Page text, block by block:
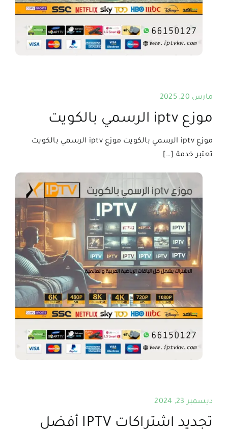
مارس 20, 2025
موزع iptv الرسمي بالكويت
موزع iptv الرسمي بالكويت موزع iptv الرسمي بالكويت
تعتبر خدمة […]
ديسمبر 23, 2024
تجديد اشتراكات IPTV أفضل